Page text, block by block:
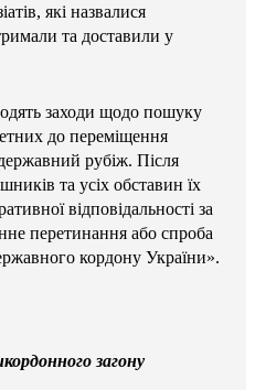
які назвалися
та доставили у
заходи щодо пошуку
до переміщення
рубіж. Після
та усіх обставин їх
відповідальності за
перетинання або спроба
кордону України».
загону